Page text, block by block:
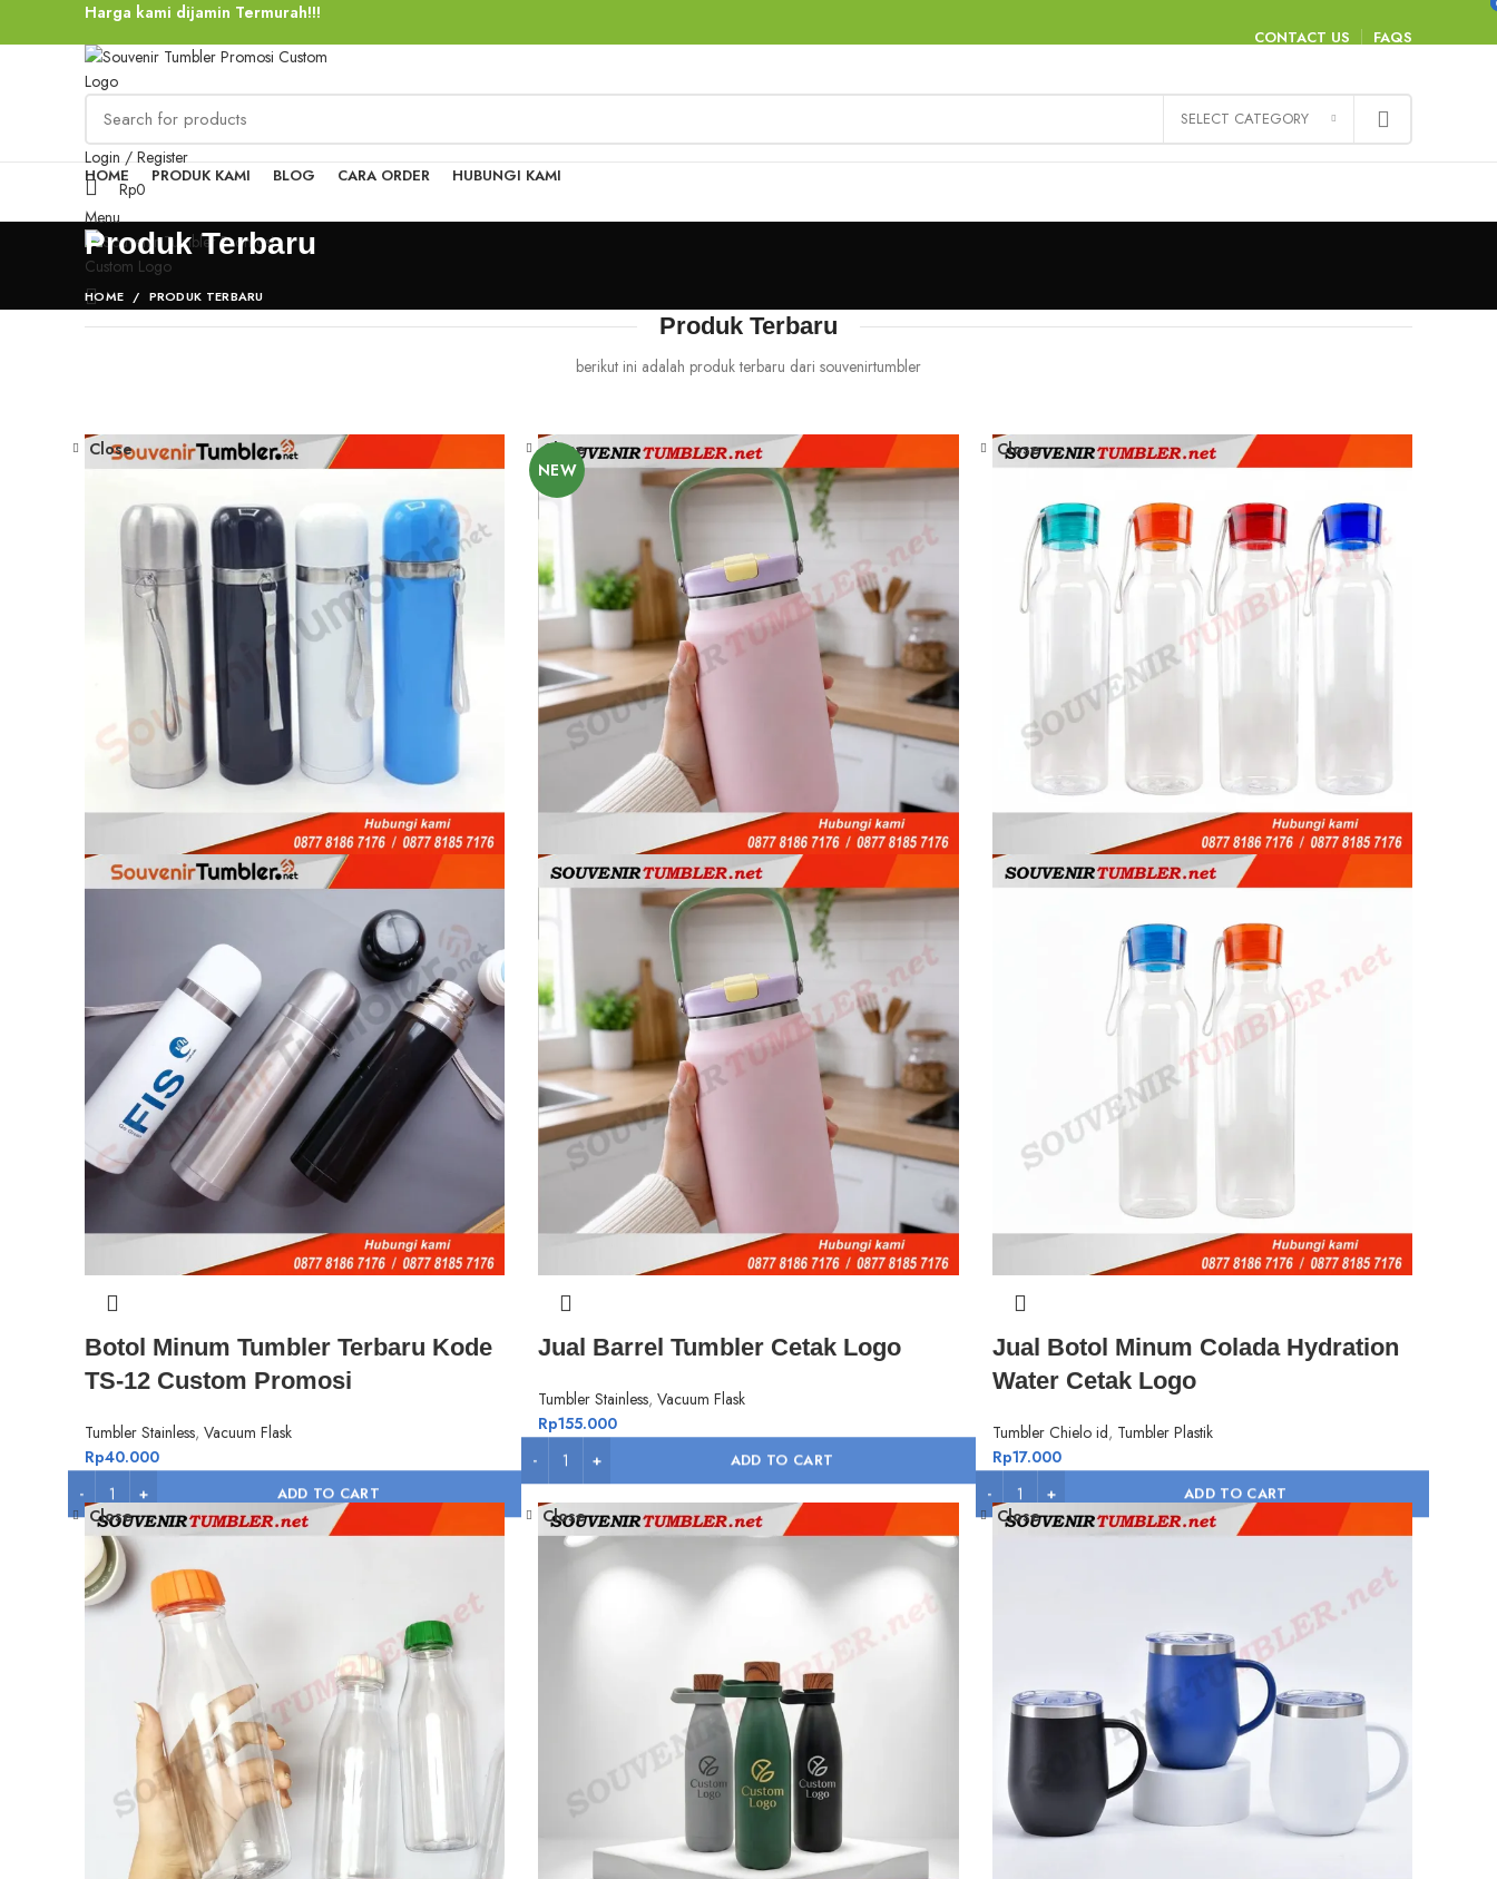
Harga kami dijamin Termurah!!!
CONTACT US FAQS
SELECT CATEGORY
Login / Register
Rp0
Menu
HOME PRODUK KAMI BLOG CARA ORDER HUBUNGI KAMI
Produk Terbaru
HOME PRODUK TERBARU
Produk Terbaru
berikut ini adalah produk terbaru dari souvenirtumbler
ADD TO CART
Close
Botol Minum Tumbler Terbaru Kode
TS-12 Custom Promosi
Tumbler Stainless, Vacuum Flask
Rp40.000
NEW
ADD TO CART
Close
Jual Barrel Tumbler Cetak Logo
Tumbler Stainless,Vacuum Flask
Rp155.000
ADD TO CART
Close
Jual Botol Minum Colada Hydration
Water Cetak Logo
Tumbler Chielo id, Tumbler Plastik
Rp17.000
Close Close Close